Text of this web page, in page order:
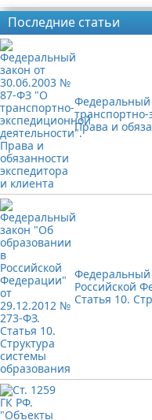
Последние статьи
Федеральный
Права и
Федеральный
Российской
Статья 10.